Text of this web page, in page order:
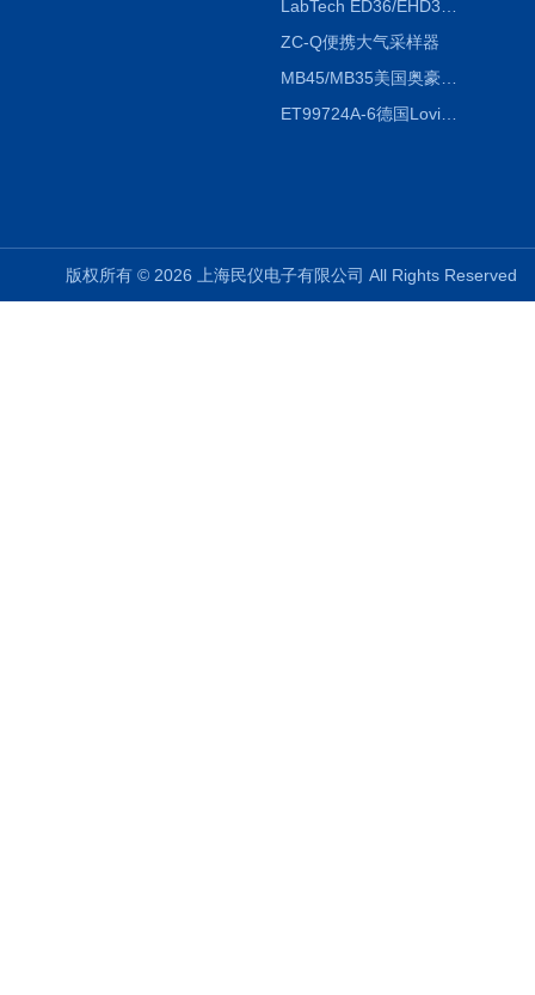
ZC-Q便携大气采样器
MB45/MB35美国奥豪斯OHAUS MB45/MB35卤素红外水分测定仪
ET99724A-6德国Lovibond ET99724A-6微电脑BOD测定仪
版权所有 © 2026 上海民仪电子有限公司 All Rights